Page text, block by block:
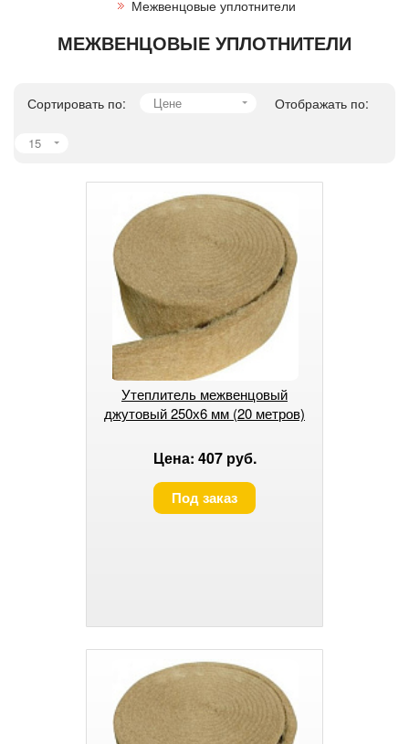
Межвенцовые уплотнители
МЕЖВЕНЦОВЫЕ УПЛОТНИТЕЛИ
Сортировать по: Цене Отображать по:
15
Утеплитель межвенцовый
джутовый 250х6 мм (20 метров)
Цена: 407 руб.
Под заказ